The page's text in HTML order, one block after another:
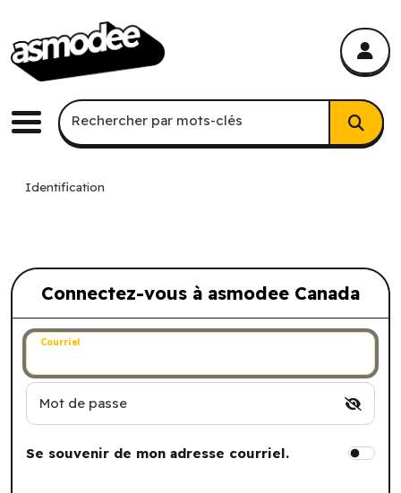
Menu
Recherche par mots-clés
Rechercher par mots-clés
Identification
Connectez-vous à asmodee Canada
Connectez-vous à asmodee Canada
Courriel
Mot de passe
Se souvenir de mon adresse courriel.